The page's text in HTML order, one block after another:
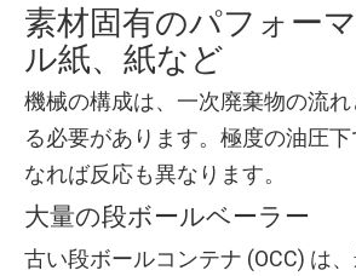
素材固有のパフォー
ル紙、紙など
機械の構成は、一次廃棄物の流
る必要があります。極度の油圧
なれば反応も異なります。
大量の段ボールベーラー
古い段ボールコンテナ (OCC) は